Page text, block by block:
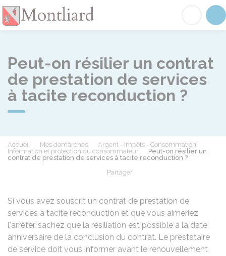
Peut-on résilier un contrat
de prestation de services
à tacite reconduction ?
Accueil Mes démarches
Argent - Impôts - Consommation
Information et protection du consommateur
Peut-on résilier un
contrat de prestation de services à tacite reconduction ?
Partager
Si vous avez souscrit un contrat de prestation de
services à tacite reconduction et que vous aimeriez
l'arrêter, sachez que la résiliation est possible à la date
anniversaire de la conclusion du contrat. Le prestataire
de service doit vous informer avant le renouvellement